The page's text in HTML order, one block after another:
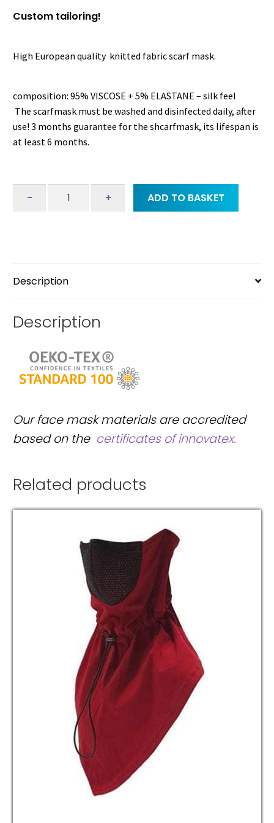
Custom tailoring!
High European quality knitted fabric scarf mask.
composition: 95% VISCOSE + 5% ELASTANE – silk feel
The scarfmask must be washed and disinfected daily, after
use! 3 months guarantee for the shcarfmask, its lifespan is
at least 6 months.
-
Scarf
quantity
+ ADD TO BASKET
Description
Description
Our face mask materials are accredited
based on the certificates of innovatex.
Related products